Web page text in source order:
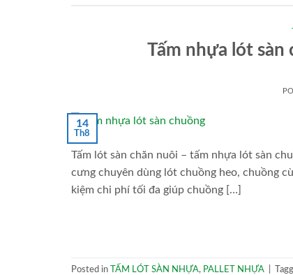
Tấm nhựa lót
14
Th8
Tấm lót sàn chăn nuôi – tấm nhựa lót sàn
cưng chuyên dùng lót chuồng heo, chuồng
kiệm chi phí tối đa giúp chuồng […]
Posted in TẤM LÓT SÀN NHỰA, PALLET NHỰA